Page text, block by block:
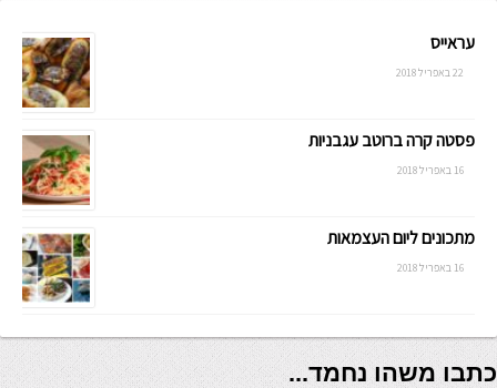
עראייס
22 באפריל 2018
פסטה קרה ברוטב עגבניות
16 באפריל 2018
מתכונים ליום העצמאות
16 באפריל 2018
כתבו משהו נחמד...